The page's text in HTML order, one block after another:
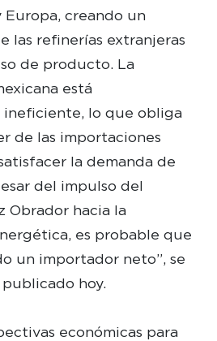
Europa, creando un
las refinerías extranjeras
de producto. La
está
ineficiente, lo que obliga
de las importaciones
la demanda de
del impulso del
Obrador hacia la
es probable que
un importador neto”, se
hoy.
económicas para